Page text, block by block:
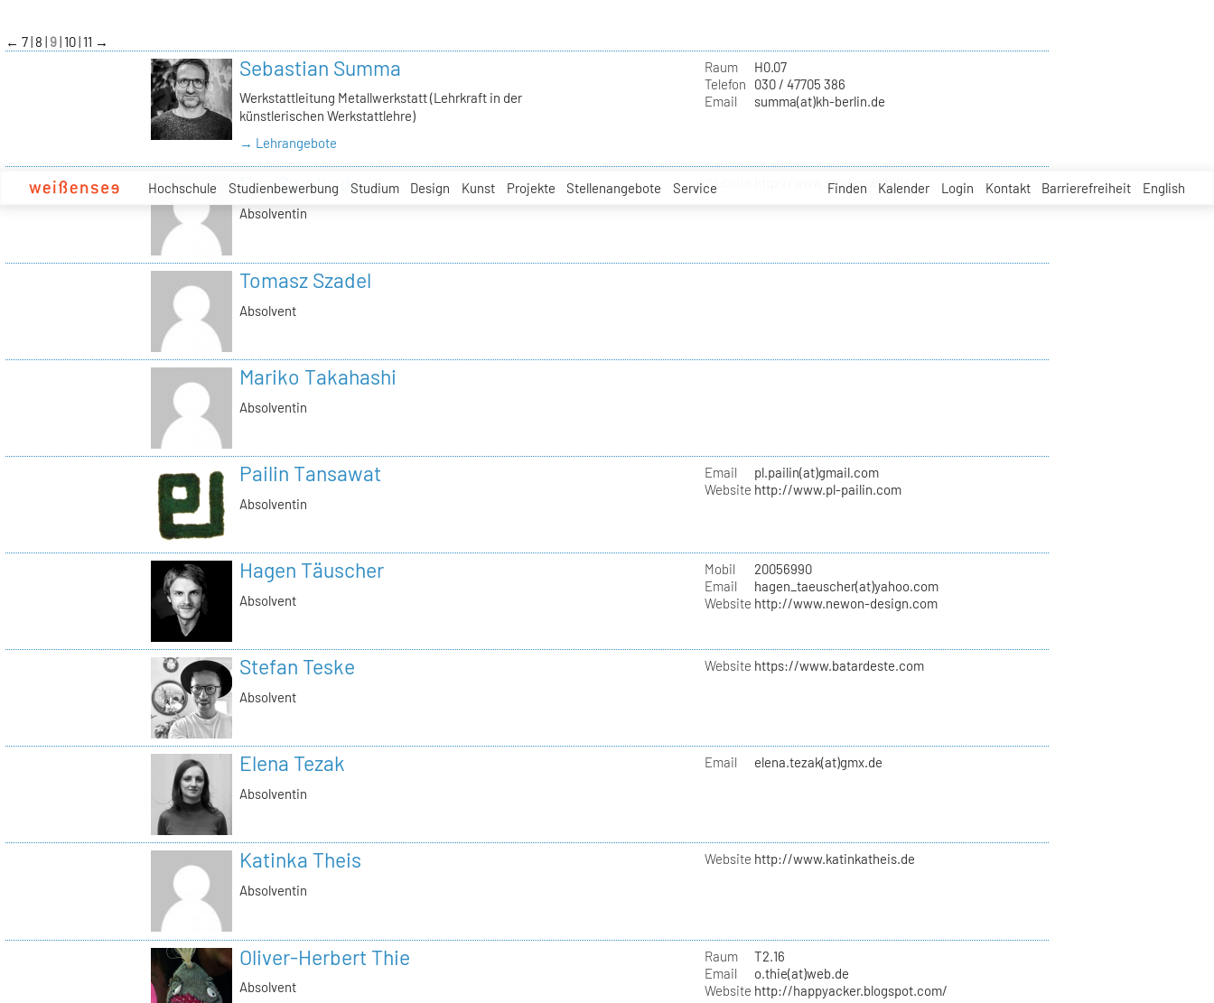
Hochschule Studienbewerbung Studium Design Kunst Projekte Stellenangebote Service Finden Kalender Login Kontakt Barrierefreiheit English
← 7 8 9 10 11 →
Sebastian Summa
Werkstattleitung Metallwerkstatt (Lehrkraft in der
künstlerischen Werkstattlehre)
→ Lehrangebote
Raum
H0.07
Telefon
030 / 47705 386
Email
summa(at)kh-berlin.de
Eva Swoboda
Absolventin
Website http://www.studioswob.de
Tomasz Szadel
Absolvent
Mariko Takahashi
Absolventin
Pailin Tansawat
Absolventin
Email
pl.pailin(at)gmail.com
Website http://www.pl-pailin.com
Hagen Täuscher
Absolvent
Mobil
20056990
Email
hagen_taeuscher(at)yahoo.com
Website http://www.newon-design.com
Stefan Teske
Absolvent
Website https://www.batardeste.com
Elena Tezak
Absolventin
Email elena.tezak(at)gmx.de
Katinka Theis
Absolventin
Website http://www.katinkatheis.de
Oliver-Herbert Thie
Absolvent
Raum
T2.16
Email
o.thie(at)web.de
Website http://happyacker.blogspot.com/